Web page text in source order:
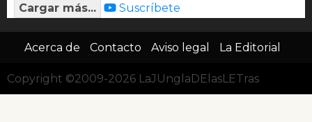
Cargar más... Suscríbete
Acerca de Contacto Aviso legal La Editorial
Copyright ©2009-2026 LaJUnglaDElasLETras